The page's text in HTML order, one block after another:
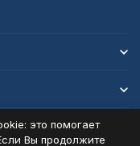
это помогает
Вы продолжите